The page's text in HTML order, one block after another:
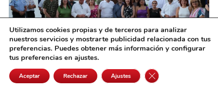
Cinco Casas inaugura sus Feria y Fiestas 2026
con un pregón lleno de historia de la voz de
Utilizamos cookies propias y de terceros para analizar
nuestros servicios y mostrarte publicidad relacionada con tus
preferencias. Puedes obtener más información y configurar
tus preferencias en ajustes.
Aceptar Rechazar Ajustes Cerrar el banner de